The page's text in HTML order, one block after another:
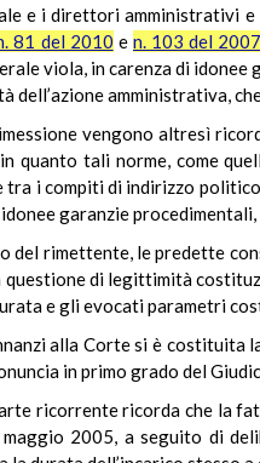
e i direttori amministrativi e
81 del 2010 e n. 103 del 2007
viola, in carenza di
dell’azione amministrativa,
vengono altresì
quanto tali norme, come
tra i compiti di indirizzo
idonee garanzie
del rimettente, le predette
questione di legittimità
e gli evocati parametri
alla Corte si è costituita
in primo grado del
ricorrente ricorda che la
2005, a seguito di